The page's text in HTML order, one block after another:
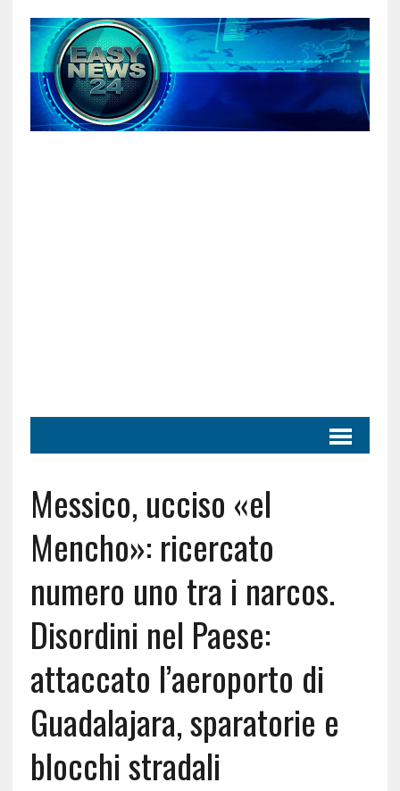
Messico, ucciso «el
Mencho»: ricercato
numero uno tra i narcos.
Disordini nel Paese:
attaccato l’aeroporto di
Guadalajara, sparatorie e
blocchi stradali